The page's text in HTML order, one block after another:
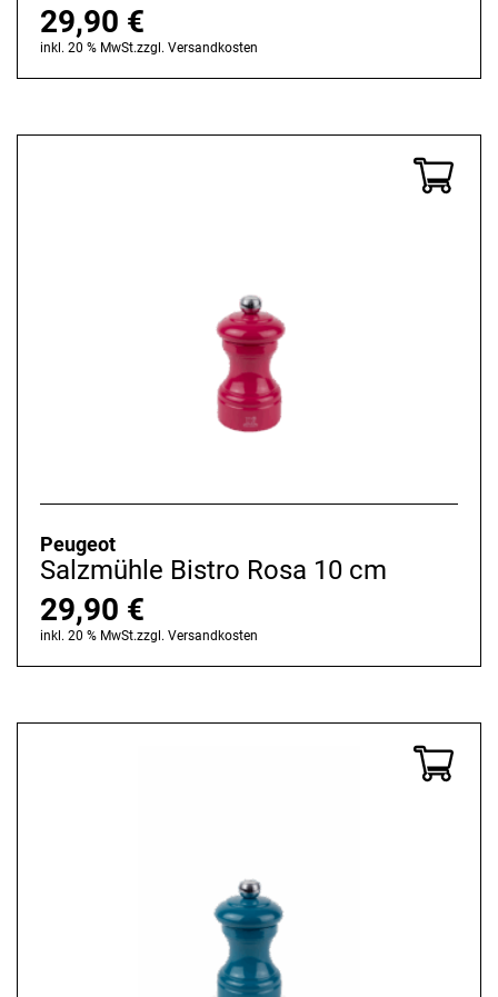
29,90 €
inkl. 20 % MwSt.zzgl. Versandkosten
Peugeot
Salzmühle Bistro Rosa 10 cm
29,90 €
inkl. 20 % MwSt.zzgl. Versandkosten